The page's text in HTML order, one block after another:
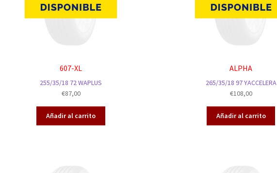
607-XL
255/35/18 72 WAPLUS
€87,00
Añadir al carrito
ALPHA
265/35/18 97 YACCELERA
€108,00
Añadir al carrito